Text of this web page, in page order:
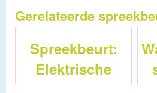
Gerelateerde
Spreekbeurt:
Elektrische